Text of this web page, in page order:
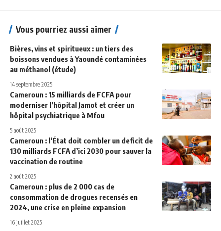
Vous pourriez aussi aimer
Bières, vins et spiritueux : un tiers des
boissons vendues à Yaoundé contaminées
au méthanol (étude)
14 septembre 2025
Cameroun : 15 milliards de FCFA pour
moderniser l’hôpital Jamot et créer un
hôpital psychiatrique à Mfou
5 août 2025
Cameroun : l’État doit combler un deficit de
130 milliards FCFA d’ici 2030 pour sauver la
vaccination de routine
2 août 2025
Cameroun : plus de 2 000 cas de
consommation de drogues recensés en
2024, une crise en pleine expansion
16 juillet 2025